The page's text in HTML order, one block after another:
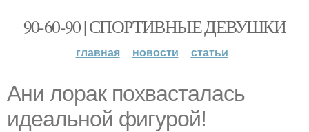
90-60-90 | СПОРТИВНЫЕ ДЕВУШКИ
главная новости статьи
Ани лорак похвасталась
идеальной фигурой!